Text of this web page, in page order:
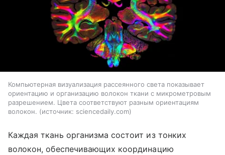
Компьютерная визуализация рассеянного света показывает
ориентацию и организацию волокон ткани с микрометровым
разрешением. Цвета соответствуют разным ориентациям
волокон.
источник: sciencedaily.com
Каждая ткань организма состоит из тонких
волокон, обеспечивающих координацию